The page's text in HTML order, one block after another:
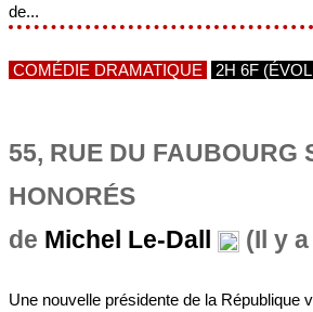
de...
COMÉDIE DRAMATIQUE 2H 6F
55, RUE DU FAUBOURG
HONORÉS
de Michel Le-Dall (Il y
Une nouvelle présidente de la République